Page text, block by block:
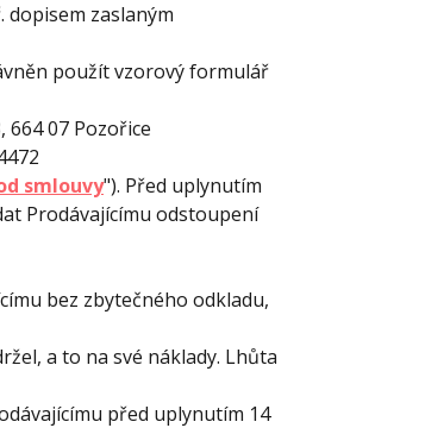
zaslaným
použít vzorový formulář
664 07 Pozořice
smlouvy"). Před uplynutím
Prodávajícímu odstoupení
bez zbytečného odkladu,
a to na své náklady. Lhůta
před uplynutím 14